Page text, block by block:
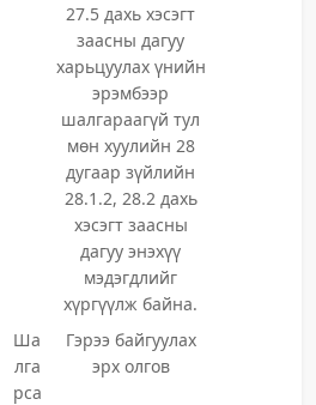
27.5 дахь хэсэгт
заасны дагуу
харьцуулах үнийн
эрэмбээр
шалгараагүй тул
мөн хуулийн 28
дугаар зүйлийн
28.1.2, 28.2 дахь
хэсэгт заасны
дагуу энэхүү
мэдэгдлийг
хүргүүлж байна.
Ша
лга
рса
Гэрээ байгуулах
эрх олгов